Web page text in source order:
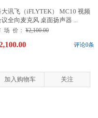
大讯飞（iFLYTEK） MC10 视频
议全向麦克风 桌面扬声器 ...
场 价： ¥2,100.00
评论0条
加入购物车 关注